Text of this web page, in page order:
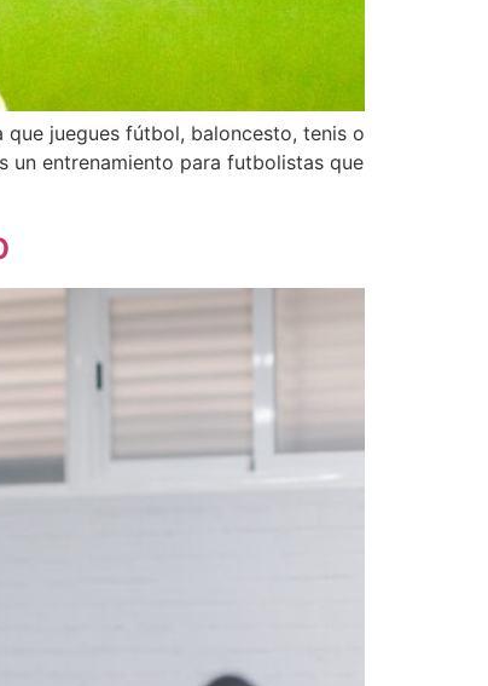
juegues fútbol, baloncesto, tenis o
un entrenamiento para futbolistas que